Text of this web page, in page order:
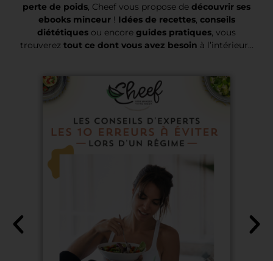
perte de poids, Cheef vous propose de découvrir ses
ebooks minceur! Idées de recettes, conseils
diététiques ou encore guides pratiques, vous
trouverez tout ce dont vous avez besoin à l’intérieur…